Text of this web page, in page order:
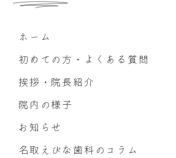
ホーム
初めての方・よくある質問
挨拶・院長紹介
院内の様子
お知らせ
名取えびな歯科のコラム